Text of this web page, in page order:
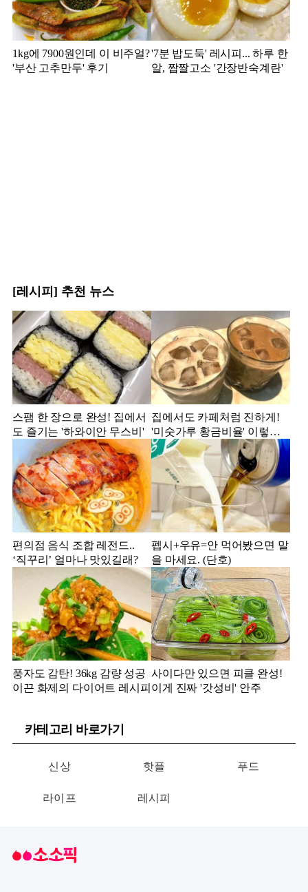
1kg에 7900원인데 이 비주얼?
'부산 고추만두' 후기
'7분 밥도둑' 레시피... 하루 한
알, 짭짤고소 '간장반숙계란'
[레시피] 추천 뉴스
스팸 한 장으로 완성! 집에서
도 즐기는 '하와이안 무스비'
집에서도 카페처럼 진하게!
'미숫가루 황금비율' 이렇게
만 해보세요!
편의점 음식 조합 레전드..
‘직꾸리’ 얼마나 맛있길래?
펩시+우유=안 먹어봤으면 말
을 마세요. (단호)
풍자도 감탄! 36kg 감량 성공
이끈 화제의 다이어트 레시피
사이다만 있으면 피클 완성!
이게 진짜 '갓성비' 안주
카테고리 바로가기
신상 핫플 푸드
라이프 레시피